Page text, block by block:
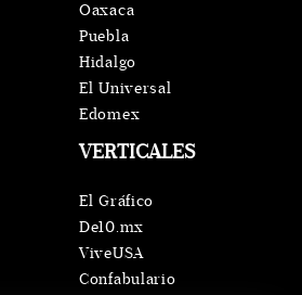
VERTICALES
El Gráfico
De10.mx
ViveUSA
Confabulario
Oaxaca
Puebla
Hidalgo
El Universal
Edomex